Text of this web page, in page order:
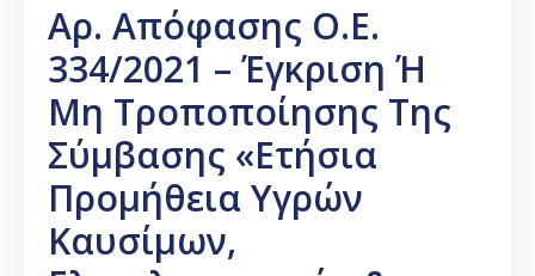
Αρ. Απόφασης Ο.Ε.
334/2021 – Έγκριση Ή
Μη Τροποποίησης Της
Σύμβασης «Ετήσια
Προμήθεια Υγρών
Καυσίμων,